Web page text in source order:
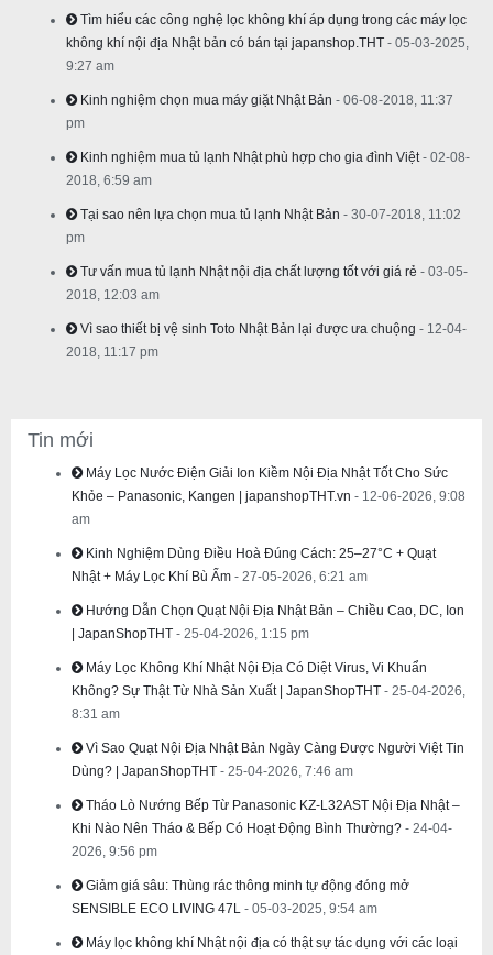
Tìm hiểu các công nghệ lọc không khí áp dụng trong các máy lọc
không khí nội địa Nhật bản có bán tại japanshop.THT - 05-03-2025,
9:27 am
Kinh nghiệm chọn mua máy giặt Nhật Bản - 06-08-2018, 11:37
pm
Kinh nghiệm mua tủ lạnh Nhật phù hợp cho gia đình Việt - 02-08-
2018, 6:59 am
Tại sao nên lựa chọn mua tủ lạnh Nhật Bản - 30-07-2018, 11:02
pm
Tư vấn mua tủ lạnh Nhật nội địa chất lượng tốt với giá rẻ - 03-05-
2018, 12:03 am
Vì sao thiết bị vệ sinh Toto Nhật Bản lại được ưa chuộng - 12-04-
2018, 11:17 pm
Tin mới
Máy Lọc Nước Điện Giải Ion Kiềm Nội Địa Nhật Tốt Cho Sức
Khỏe – Panasonic, Kangen | japanshopTHT.vn - 12-06-2026, 9:08
am
Kinh Nghiệm Dùng Điều Hoà Đúng Cách: 25–27°C + Quạt
Nhật + Máy Lọc Khí Bù Ẩm - 27-05-2026, 6:21 am
Hướng Dẫn Chọn Quạt Nội Địa Nhật Bản – Chiều Cao, DC, Ion
| JapanShopTHT - 25-04-2026, 1:15 pm
Máy Lọc Không Khí Nhật Nội Địa Có Diệt Virus, Vi Khuẩn
Không? Sự Thật Từ Nhà Sản Xuất | JapanShopTHT - 25-04-2026,
8:31 am
Vì Sao Quạt Nội Địa Nhật Bản Ngày Càng Được Người Việt Tin
Dùng? | JapanShopTHT - 25-04-2026, 7:46 am
Tháo Lò Nướng Bếp Từ Panasonic KZ-L32AST Nội Địa Nhật –
Khi Nào Nên Tháo & Bếp Có Hoạt Động Bình Thường? - 24-04-
2026, 9:56 pm
Giảm giá sâu: Thùng rác thông minh tự động đóng mở
SENSIBLE ECO LIVING 47L - 05-03-2025, 9:54 am
Máy lọc không khí Nhật nội địa có thật sự tác dụng với các loại